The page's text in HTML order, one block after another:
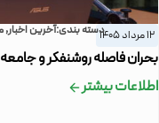
12 مرداد 1405 دسته بندی:آخرین اخبار,
بحران فاصله روشنفکر و جامعه
اطلاعات بیشتر